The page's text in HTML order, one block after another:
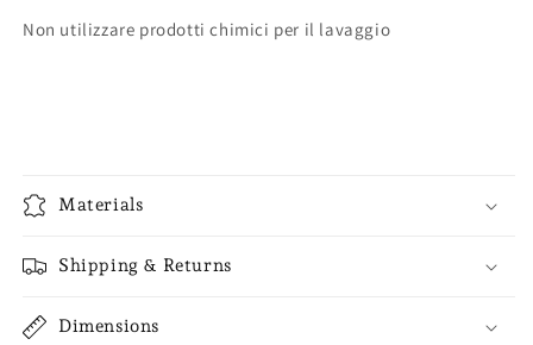
Non utilizzare prodotti chimici per il lavaggio
Materials
Shipping & Returns
Dimensions